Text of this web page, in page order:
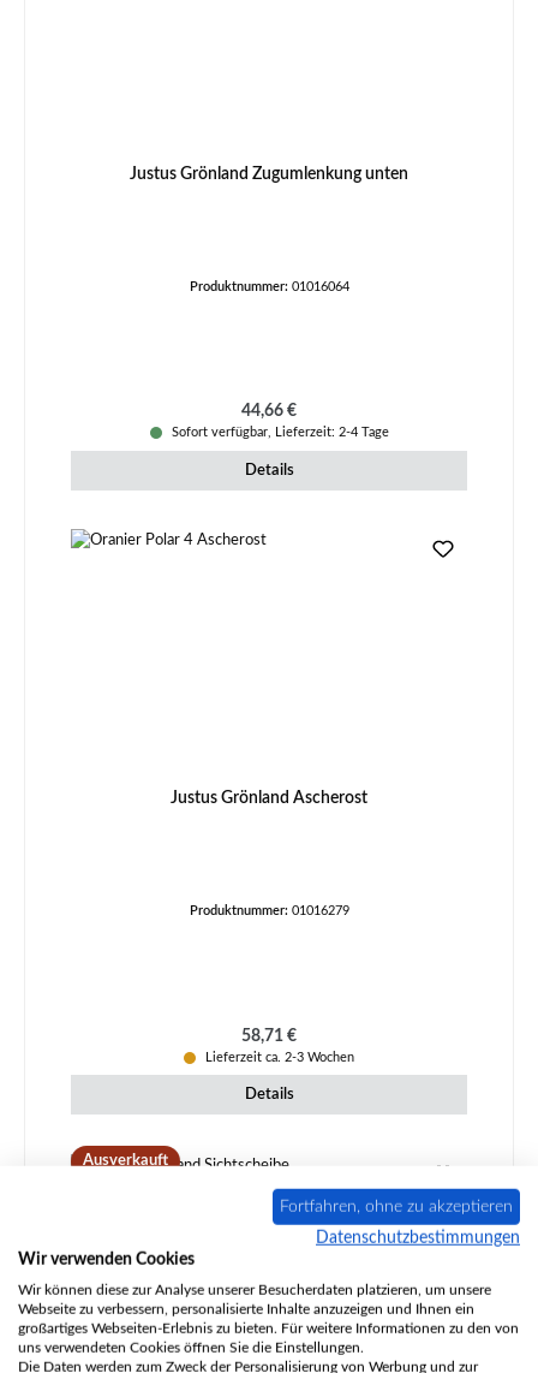
Justus Grönland Zugumlenkung unten
Produktnummer: 01016064
Regulärer Preis:
44,66 €
Sofort verfügbar, Lieferzeit: 2-4 Tage
Details
Justus Grönland Ascherost
Produktnummer: 01016279
Regulärer Preis:
58,71 €
Lieferzeit ca. 2-3 Wochen
Details
Ausverkauft
Fortfahren, ohne zu akzeptieren
Datenschutzbestimmungen
Wir verwenden Cookies
Wir können diese zur Analyse unserer Besucherdaten platzieren, um unsere
Webseite zu verbessern, personalisierte Inhalte anzuzeigen und Ihnen ein
großartiges Webseiten-Erlebnis zu bieten. Für weitere Informationen zu den von
uns verwendeten Cookies öffnen Sie die Einstellungen.
Die Daten werden zum Zweck der Personalisierung von Werbung und zur